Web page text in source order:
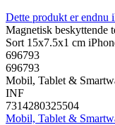
Dette produkt er endnu
Magnetisk beskyttende
Sort 15x7.5x1 cm
696793
696793
Mobil, Tablet &
INF
7314280325504
Mobil, Tablet &